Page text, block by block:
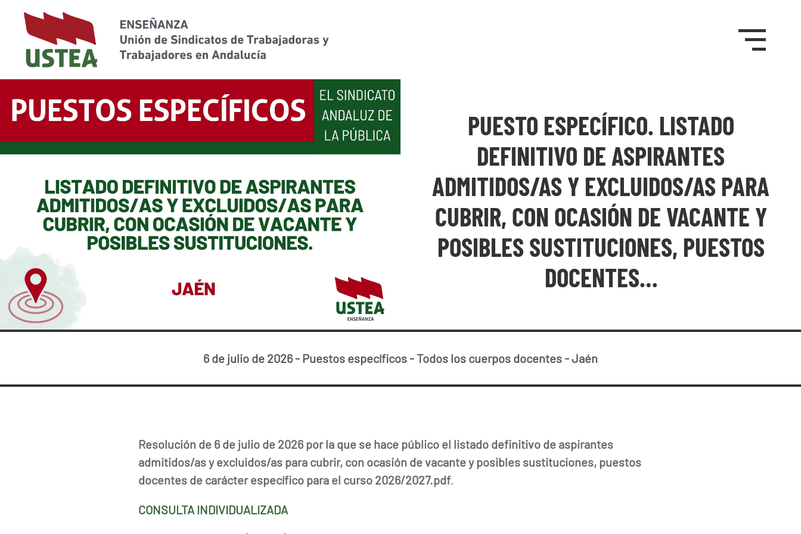
PUESTO ESPECÍFICO. LISTADO
DEFINITIVO DE ASPIRANTES
ADMITIDOS/AS Y EXCLUIDOS/AS PARA
CUBRIR, CON OCASIÓN DE VACANTE Y
POSIBLES SUSTITUCIONES, PUESTOS
DOCENTES…
6 de julio de 2026- Puestos específicos- Todos los cuerpos docentes-Jaén
Resolución de 6 de julio de 2026 por la que se hace público el listado definitivo de aspirantes
admitidos/as y excluidos/as para cubrir, con ocasión de vacante y posibles sustituciones, puestos
docentes de carácter específico para el curso 2026/2027.pdf
CONSULTA INDIVIDUALIZADA